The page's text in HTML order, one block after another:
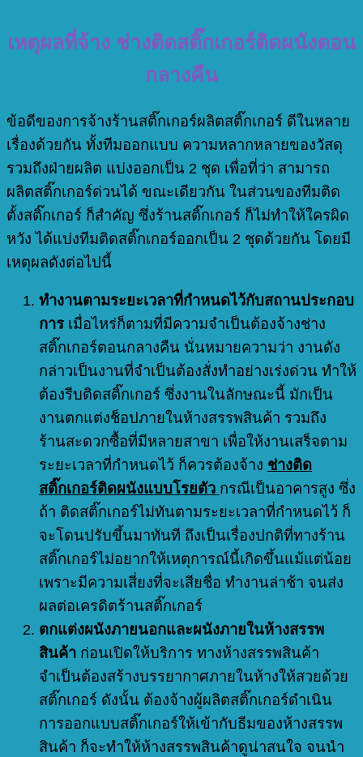
เหตุผลที่จ้าง ช่างติดสติ๊กเกอร์ติดผนังตอน
กลางคืน
ข้อดีของการจ้างร้านสติ๊กเกอร์ผลิตสติ๊กเกอร์ ดีในหลาย
เรื่องด้วยกัน ทั้งทีมออกแบบ ความหลากหลายของวัสดุ
รวมถึงฝ่ายผลิต แบ่งออกเป็น 2 ชุด เพื่อที่ว่า สามารถ
ผลิตสติ๊กเกอร์ด่วนได้ ขณะเดียวกัน ในส่วนของทีมติด
ตั้งสติ๊กเกอร์ ก็สำคัญ ซึ่งร้านสติ๊กเกอร์ ก็ไม่ทำให้ใครผิด
หวัง ได้แบ่งทีมติดสติ๊กเกอร์ออกเป็น 2 ชุดด้วยกัน โดยมี
เหตุผลดังต่อไปนี้
ทำงานตามระยะเวลาที่กำหนดไว้กับสถานประกอบ
การ เมื่อไหร่ก็ตามที่มีความจำเป็นต้องจ้างช่าง
สติ๊กเกอร์ตอนกลางคืน นั่นหมายความว่า งานดัง
กล่าวเป็นงานที่จำเป็นต้องสั่งทำอย่างเร่งด่วน ทำให้
ต้องรีบติดสติ๊กเกอร์ ซึ่งงานในลักษณะนี้ มักเป็น
งานตกแต่งช็อปภายในห้างสรรพสินค้า รวมถึง
ร้านสะดวกซื้อที่มีหลายสาขา เพื่อให้งานเสร็จตาม
ระยะเวลาที่กำหนดไว้ ก็ควรต้องจ้าง ช่างติด
สติ๊กเกอร์ติดผนังแบบโรยตัว กรณีเป็นอาคารสูง ซึ่ง
ถ้า ติดสติ๊กเกอร์ไม่ทันตามระยะเวลาที่กำหนดไว้ ก็
จะโดนปรับขึ้นมาทันที ถึงเป็นเรื่องปกติที่ทางร้าน
สติ๊กเกอร์ไม่อยากให้เหตุการณ์นี้เกิดขึ้นแม้แต่น้อย
เพราะมีความเสี่ยงที่จะเสียชื่อ ทำงานล่าช้า จนส่ง
ผลต่อเครดิตร้านสติ๊กเกอร์
ตกแต่งผนังภายนอกและผนังภายในห้างสรรพ
สินค้า ก่อนเปิดให้บริการ ทางห้างสรรพสินค้า
จำเป็นต้องสร้างบรรยากาศภายในห้างให้สวยด้วย
สติ๊กเกอร์ ดังนั้น ต้องจ้างผู้ผลิตสติ๊กเกอร์ดำเนิน
การออกแบบสติ๊กเกอร์ให้เข้ากับธีมของห้างสรรพ
สินค้า ก็จะทำให้ห้างสรรพสินค้าดูน่าสนใจ จนนำ